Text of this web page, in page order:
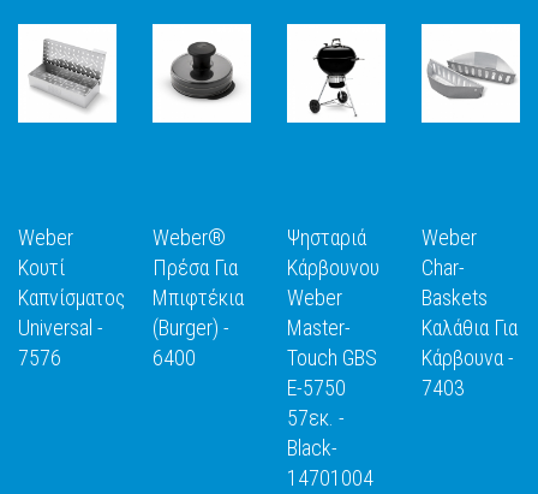
ΑΝΑΚΑΛΥΨΕ
ΤΟ
Weber
Κουτί
Καπνίσματος
Universal -
7576
ΑΝΑΚΑΛΥΨΕ
ΤΟ
Weber®
Πρέσα Για
Μπιφτέκια
(Burger) -
6400
ΑΝΑΚΑΛΥΨΕ
ΤΟ
Ψησταριά
Κάρβουνου
Weber
Master-
Touch GBS
E-5750
57εκ. -
Black-
14701004
ΤΟ
Weber
Char-
Baskets
Καλάθια Για
Κάρβουνα -
7403